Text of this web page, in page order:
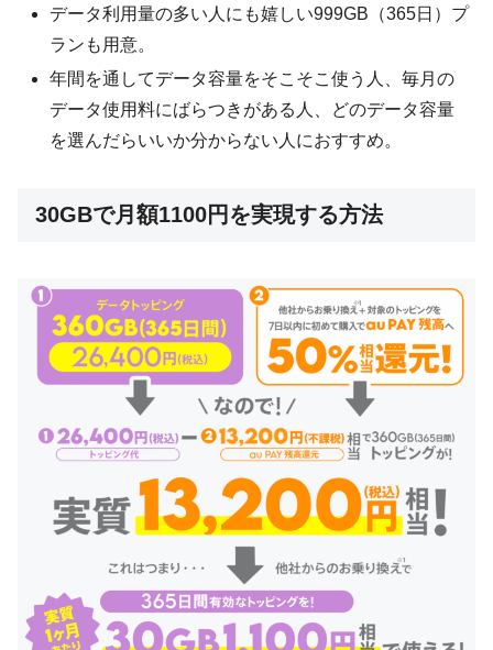
データ利用量の多い人にも嬉しい999GB（365日）プ
ランも用意。
年間を通してデータ容量をそこそこ使う人、毎月の
データ使用料にばらつきがある人、どのデータ容量
を選んだらいいか分からない人におすすめ。
30GBで月額1100円を実現する方法